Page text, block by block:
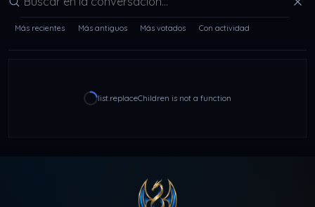
Buscar en la conversación
Más recientes Más antiguos Más votados Con actividad
list.replaceChildren is not a function